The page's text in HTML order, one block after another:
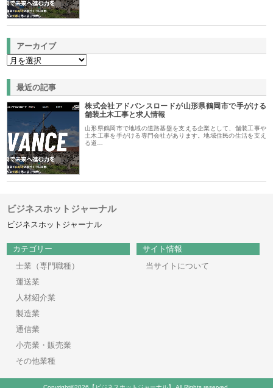
アーカイブ
最近の記事
株式会社アドバンスロードが山形県鶴岡市で手がける
舗装土木工事と求人情報
山形県鶴岡市で地域の道路基盤を支える企業として、舗装工事や
土木工事を手がける専門会社があります。地域住民の生活を支え
る道…
ビジネスホットジャーナル
ビジネスホットジャーナル
カテゴリー
士業（専門職種）
運送業
人材紹介業
製造業
通信業
小売業・販売業
その他業種
サイト情報
当サイトについて